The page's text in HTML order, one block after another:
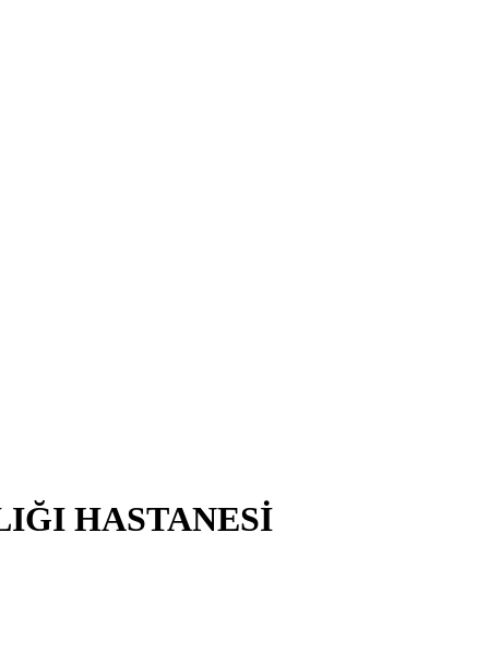
HASTANESİ